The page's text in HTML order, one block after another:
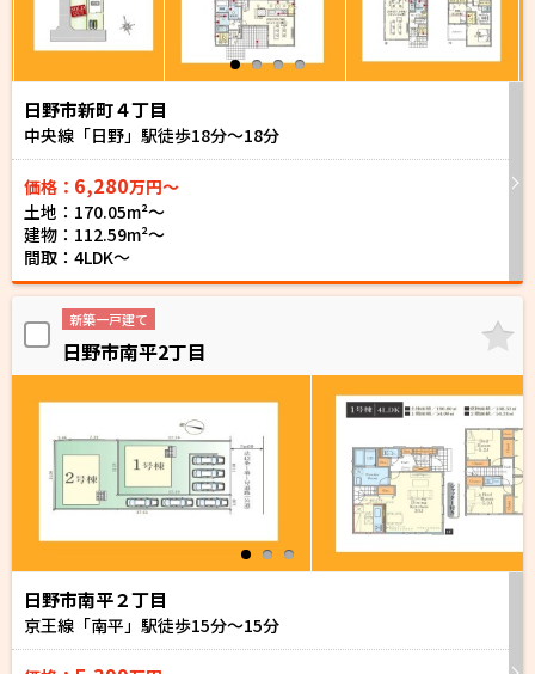
日野市新町４丁目
中央線「日野」駅徒歩18分～18分
価格： 6,280万円～
土地：170.05m²〜
建物：112.59m²〜
間取：4LDK～
新築一戸建て
日野市南平2丁目
日野市南平２丁目
京王線「南平」駅徒歩15分～15分